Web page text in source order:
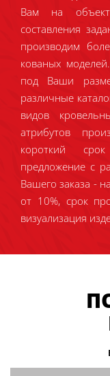
Вам на
составления
производим
кованых
под Ваши
различные
видов
атрибутов
короткий
предложение с
Вашего заказа -
от 10%, срок
визуализация